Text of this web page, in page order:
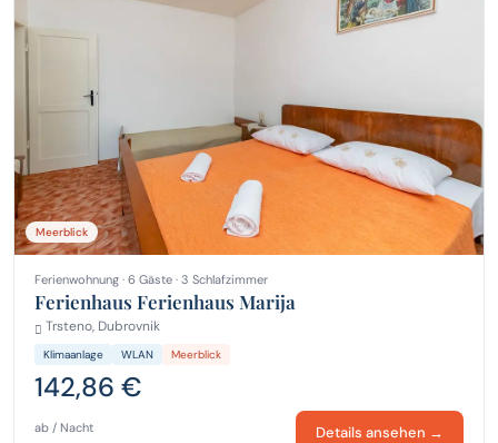
Meerblick
Ferienwohnung · 6 Gäste · 3 Schlafzimmer
Ferienhaus Ferienhaus Marija
Trsteno, Dubrovnik
Klimaanlage WLAN Meerblick
142,86 €
ab / Nacht Details ansehen →